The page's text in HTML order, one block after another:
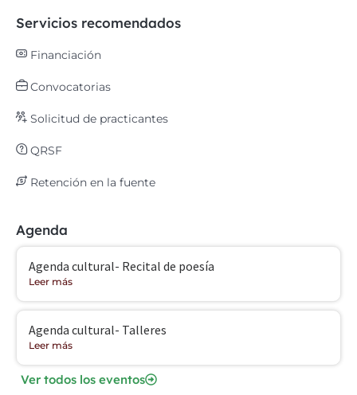
Servicios recomendados
Financiación
Convocatorias
Solicitud de practicantes
QRSF
Retención en la fuente
Agenda
Agenda cultural- Recital de poesía
Leer más
Agenda cultural- Talleres
Leer más
Ver todos los eventos